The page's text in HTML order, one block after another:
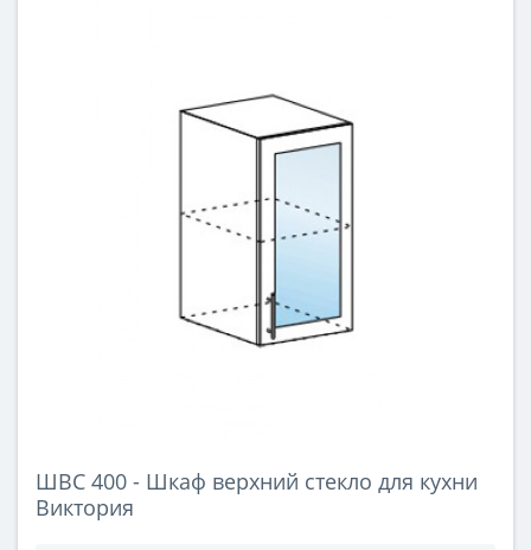
ШВС 400 - Шкаф верхний стекло для кухни
Виктория